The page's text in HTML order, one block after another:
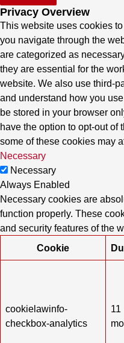
Privacy Overview
This website uses cookies
you navigate through the
are categorized as
they are essential for the
website. We also use third-
and understand how you
be stored in your browser
have the option to opt-out of
some of these cookies may
Necessary
Necessary
Always Enabled
Necessary cookies are
function properly. These
and security features of the
Cookie
cookielawinfo-
checkbox-analytics
11